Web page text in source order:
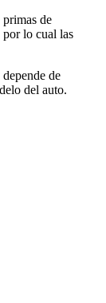
de
por lo cual las
de
del auto.